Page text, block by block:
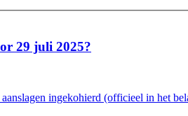
29 juli 2025?
ingekohierd (officieel in het